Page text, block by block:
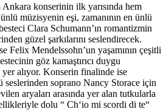
konserinin ilk yarısında hem
müzisyenin eşi, zamanının en ünlü
Clara Schumann’ın romantizmin
güzel şarkılarını seslendirecek.
Felix Mendelssohn’un yaşamının çeşitli
göz kamaştırıcı duygu
alıyor. Konserin finalinde ise
seslerinden soprano Nancy Storace için
aryaları arasında yer alan tutkularla
dolu “ Ch‘io mi scordi di te“